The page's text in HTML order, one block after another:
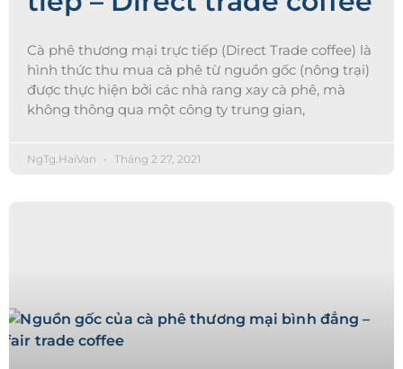
Cà phê thương mại trực tiếp (Direct Trade coffee) là
hình thức thu mua cà phê từ nguồn gốc (nông trại)
được thực hiện bởi các nhà rang xay cà phê, mà
không thông qua một công ty trung gian,
NgTg.HaiVan Tháng 2 27, 2021